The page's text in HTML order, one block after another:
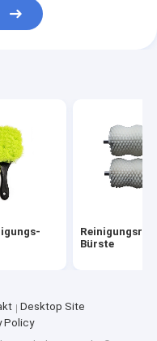
Bürste
Desktop Site
Policy